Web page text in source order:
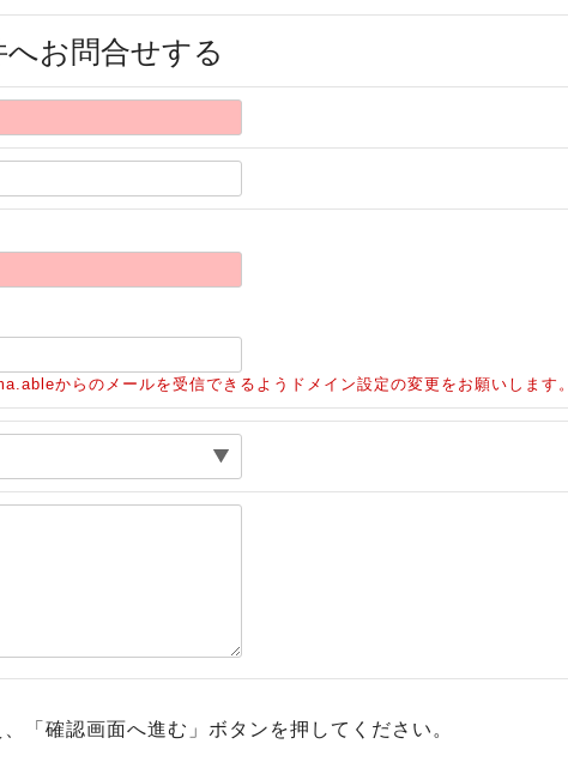
へお問合せする
からのメールを受信できるようドメイン設定の変更をお願いします。
「確認画面へ進む」ボタンを押してください。